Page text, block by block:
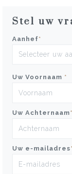
Stel uw
Aanhef*
Uw Voornaam *
Uw Achternaam*
Uw e-mailadres*